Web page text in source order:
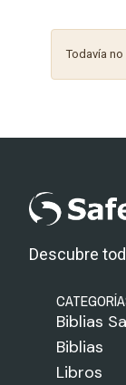
Todavía
Descubre
Biblias
Biblias
Libros